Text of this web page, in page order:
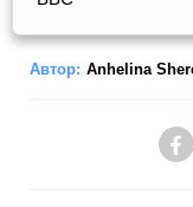
Автор: Anhelina